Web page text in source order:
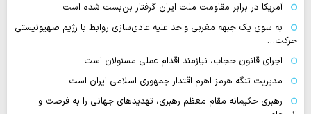
آمریکا در برابر مقاومت ملت ایران گرفتار بن‌بست شده است
به سوی یک جبهه مغربی واحد علیه عادی‌سازی روابط با رژیم صهیونیستی
حرکت…
اجرای قانون حجاب، نیازمند اقدام عملی مسئولان است
مدیریت تنگه هرمز اهرم اقتدار جمهوری اسلامی ایران است
رهبری حکیمانه مقام معظم رهبری، تهدیدهای جهانی را به فرصت و